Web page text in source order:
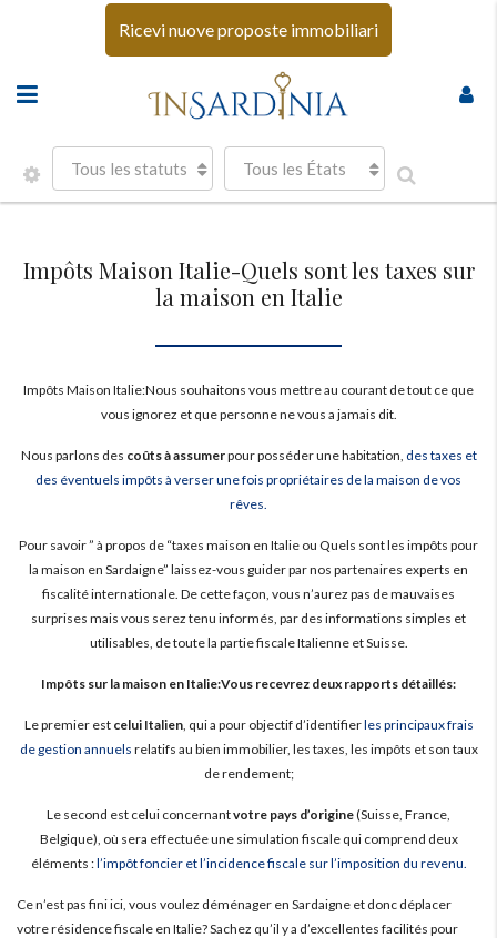
Ricevi nuove proposte immobiliari
Tous les statuts Tous les États
Impôts Maison Italie-Quels sont les taxes sur
la maison en Italie
Impôts Maison Italie:Nous souhaitons vous mettre au courant de tout ce que
vous ignorez et que personne ne vous a jamais dit.
Nous parlons des coûts à assumerpour posséder une habitation, des taxes et
des éventuels impôts à verser une fois propriétaires de la maison de vos
rêves.
Pour savoir ” à propos de “taxes maison en Italie ou Quels sont les impôts pour
la maison en Sardaigne” laissez-vous guider par nos partenaires experts en
fiscalité internationale. De cette façon, vous n’aurez pas de mauvaises
surprises mais vous serez tenu informés, par des informations simples et
utilisables, de toute la partie fiscale Italienne et Suisse.
Impôts sur la maison en Italie:Vous recevrez deux rapports détaillés:
Le premier est celui Italien, qui a pour objectif d’identifierles principaux frais
de gestion annuels relatifs au bien immobilier, les taxes, les impôts et son taux
de rendement;
Le second est celui concernantvotre pays d’origine(Suisse, France,
Belgique), où sera effectuée une simulation fiscale qui comprend deux
éléments :l’impôt foncier et l’incidence fiscale sur l’imposition du revenu.
Ce n’est pas fini ici, vous voulez déménager en Sardaigne et donc déplacer
votre résidence fiscale en Italie? Sachez qu’il y a d’excellentes facilités pour